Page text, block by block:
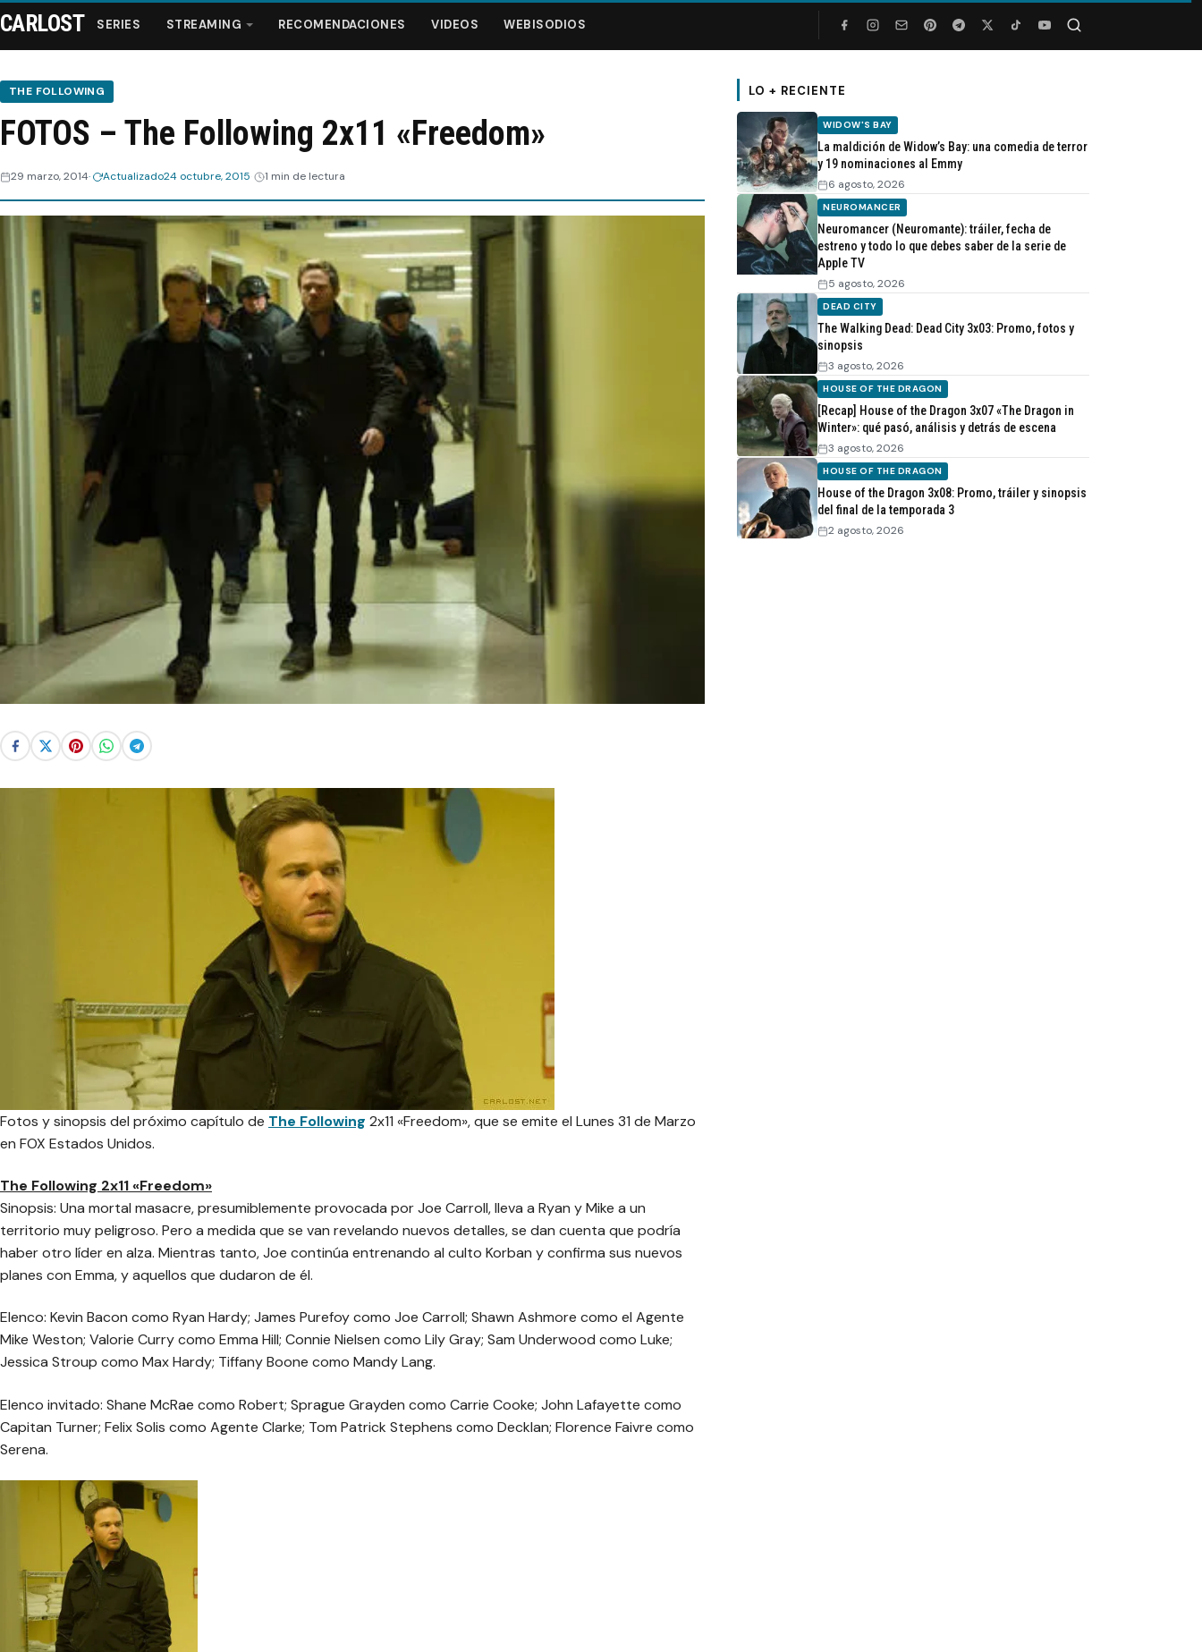
Series
Streaming
Recomendaciones
Videos
Webisodios
CARLOST SERIES STREAMING RECOMENDACIONES VIDEOS WEBISODIOS
THE FOLLOWING
FOTOS – The Following 2x11 «Freedom»
29 marzo, 2014 Actualizado24 octubre, 2015 1 min de lectura
Fotos y sinopsis del próximo capítulo de The Following 2x11 «Freedom», que se emite el Lunes 31 de Marzo
en FOX Estados Unidos.
The Following 2x11 «Freedom»
Sinopsis: Una mortal masacre, presumiblemente provocada por Joe Carroll, lleva a Ryan y Mike a un
territorio muy peligroso. Pero a medida que se van revelando nuevos detalles, se dan cuenta que podría
haber otro líder en alza. Mientras tanto, Joe continúa entrenando al culto Korban y confirma sus nuevos
planes con Emma, y aquellos que dudaron de él.
Elenco: Kevin Bacon como Ryan Hardy; James Purefoy como Joe Carroll; Shawn Ashmore como el Agente
Mike Weston; Valorie Curry como Emma Hill; Connie Nielsen como Lily Gray; Sam Underwood como Luke;
Jessica Stroup como Max Hardy; Tiffany Boone como Mandy Lang.
Elenco invitado: Shane McRae como Robert; Sprague Grayden como Carrie Cooke; John Lafayette como
Capitan Turner; Felix Solis como Agente Clarke; Tom Patrick Stephens como Decklan; Florence Faivre como
Serena.
LO + RECIENTE
WIDOW'S BAY
La maldición de Widow’s Bay: una comedia de terror
y 19 nominaciones al Emmy
6 agosto, 2026
NEUROMANCER
Neuromancer (Neuromante): tráiler, fecha de
estreno y todo lo que debes saber de la serie de
Apple TV
5 agosto, 2026
DEAD CITY
The Walking Dead: Dead City 3x03: Promo, fotos y
sinopsis
3 agosto, 2026
HOUSE OF THE DRAGON
[Recap] House of the Dragon 3x07 «The Dragon in
Winter»: qué pasó, análisis y detrás de escena
3 agosto, 2026
HOUSE OF THE DRAGON
House of the Dragon 3x08: Promo, tráiler y sinopsis
del final de la temporada 3
2 agosto, 2026